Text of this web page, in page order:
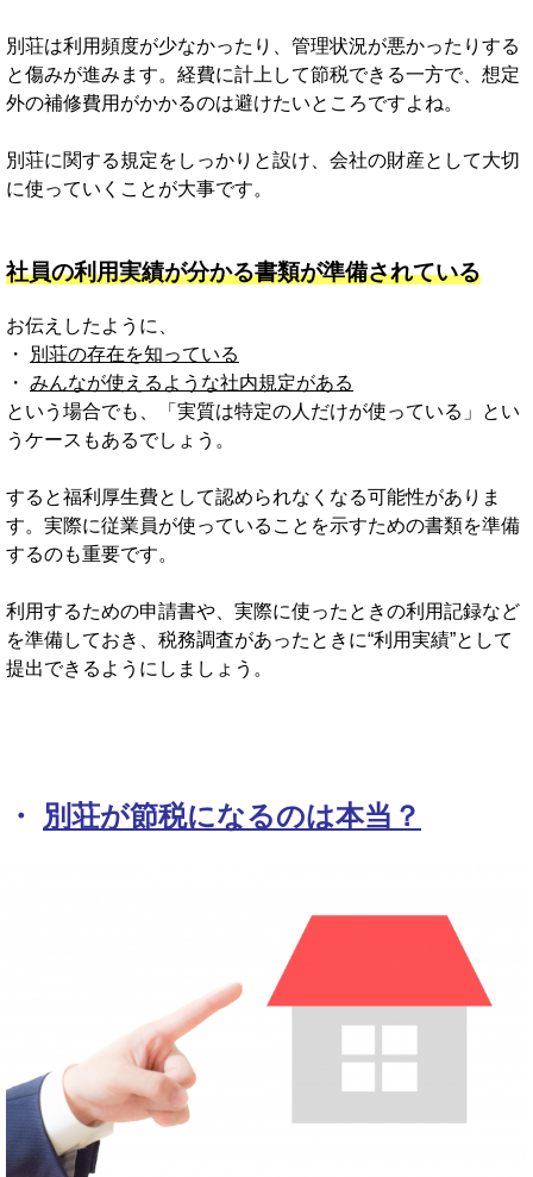
別荘は利用頻度が少なかったり、管理状況が悪かったりする
と傷みが進みます。経費に計上して節税できる一方で、想定
外の補修費用がかかるのは避けたいところですよね。
別荘に関する規定をしっかりと設け、会社の財産として大切
に使っていくことが大事です。
社員の利用実績が分かる書類が準備されている
お伝えしたように、
・
別荘の存在を知っている
・ みんなが使えるような社内規定がある
という場合でも、「実質は特定の人だけが使っている」とい
うケースもあるでしょう。
すると福利厚生費として認められなくなる可能性がありま
す。実際に従業員が使っていることを示すための書類を準備
するのも重要です。
利用するための申請書や、実際に使ったときの利用記録など
を準備しておき、税務調査があったときに“利用実績”として
提出できるようにしましょう。
・ 別荘が節税になるのは本当？